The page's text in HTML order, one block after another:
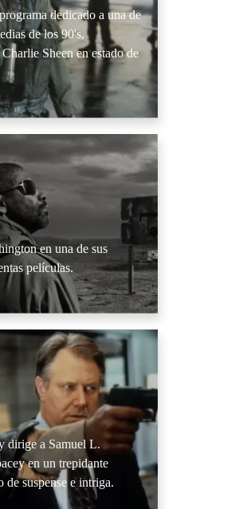
dedicado a una de
de los 90's,
Sheen en estado de
en una de sus
películas.
dirige a Samuel L.
en un trepidante
suspense e intriga.